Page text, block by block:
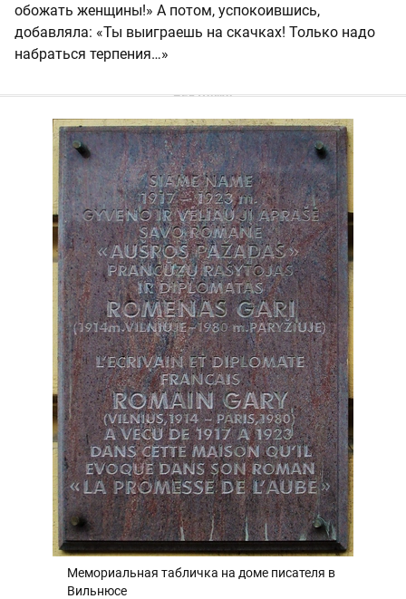
обожать женщины!» А потом, успокоившись,
добавляла: «Ты выиграешь на скачках! Только надо
набраться терпения…»
Мемориальная табличка на доме писателя в
Вильнюсе